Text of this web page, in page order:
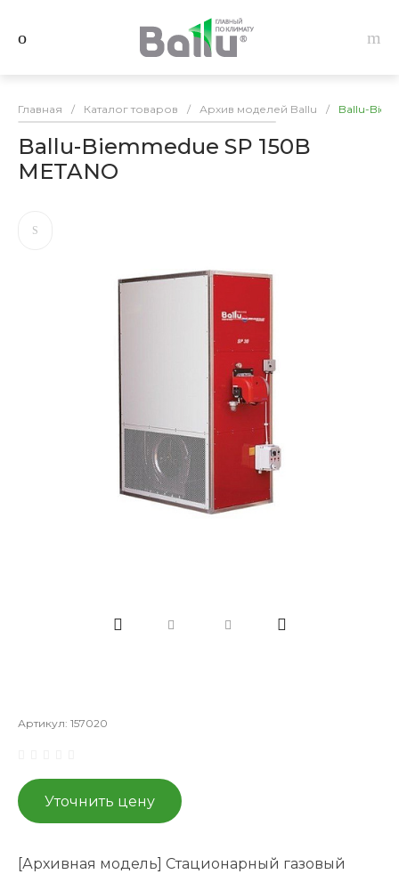
Главная / Каталог товаров / Архив моделей Ballu / Ballu-
Ballu-Biemmedue SP 150B
METANO
Артикул: 157020
Уточнить цену
[Архивная модель] Стационарный газовый